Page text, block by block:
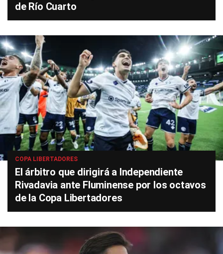
de Río Cuarto
COPA LIBERTADORES
El árbitro que dirigirá a Independiente
Rivadavia ante Fluminense por los octavos
de la Copa Libertadores